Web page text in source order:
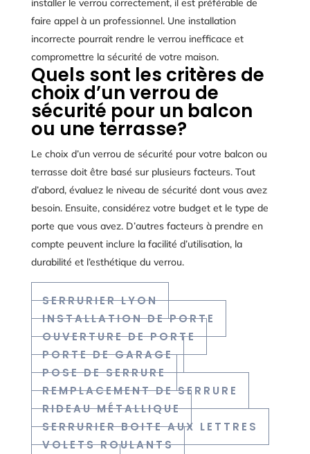
installer le verrou correctement, il est préférable de
faire appel à un professionnel. Une installation
incorrecte pourrait rendre le verrou inefficace et
compromettre la sécurité de votre maison.
Quels sont les critères de
choix d’un verrou de
sécurité pour un balcon
ou une terrasse?
Le choix d’un verrou de sécurité pour votre balcon ou
terrasse doit être basé sur plusieurs facteurs. Tout
d’abord, évaluez le niveau de sécurité dont vous avez
besoin. Ensuite, considérez votre budget et le type de
porte que vous avez. D’autres facteurs à prendre en
compte peuvent inclure la facilité d’utilisation, la
durabilité et l’esthétique du verrou.
SERRURIER LYON
INSTALLATION DE PORTE
OUVERTURE DE PORTE
PORTE DE GARAGE
POSE DE SERRURE
REMPLACEMENT DE SERRURE
RIDEAU MÉTALLIQUE
SERRURIER BOITE AUX LETTRES
VOLETS ROULANTS